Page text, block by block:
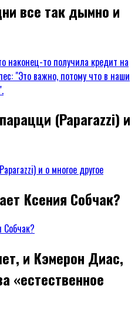
все так дымно и
(Paparazzi) и
Ксения Собчак?
и Кэмерон Диас,
«естественное